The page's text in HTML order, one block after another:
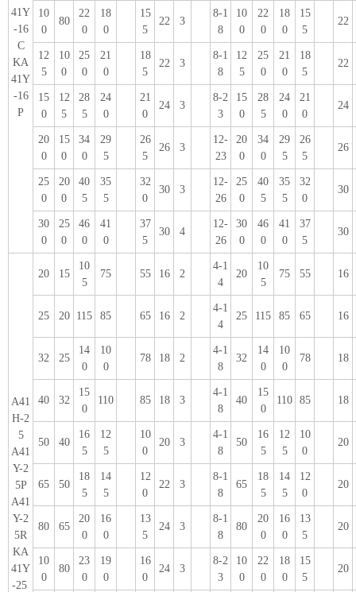
41Y
-16
C
KA
41Y
-16
P
10
0
80
22
0
18
0
15
5
22 3
8-1
8
10
0
22
0
18
0
15
5
22
12
5
10
0
25
0
21
0
18
5
22 3
8-1
8
12
5
25
0
21
0
18
5
22
15
0
12
5
28
5
24
0
21
0
24 3
8-2
3
15
0
28
5
24
0
21
0
24
20
0
15
0
34
0
29
5
26
5
26 3
12-
23
20
0
34
0
29
5
26
5
26
25
0
20
0
40
5
35
5
32
0
30 3
12-
26
25
0
40
5
35
5
32
0
30
30
0
25
0
46
0
41
0
37
5
30 4
12-
26
30
0
46
0
41
0
37
5
30
A41
H-2
5
A41
Y-2
5P
A41
Y-2
5R
KA
41Y
-25
20 15
10
5
75 55 16 2
4-1
4
20
10
5
75 55 16
25 20 115 85 65 16 2
4-1
4
25 115 85 65 16
32 25
14
0
10
0
78 18 2
4-1
8
32
14
0
10
0
78 18
40 32
15
0
110 85 18 3
4-1
8
40
15
0
110 85 18
50 40
16
5
12
5
10
0
20 3
4-1
8
50
16
5
12
5
10
0
20
65 50
18
5
14
5
12
0
22 3
8-1
8
65
18
5
14
5
12
0
20
80 65
20
0
16
0
13
5
24 3
8-1
8
80
20
0
16
0
13
5
20
10
0
80
23
0
19
0
16
0
24 3
8-2
3
10
0
22
0
18
0
15
5
20